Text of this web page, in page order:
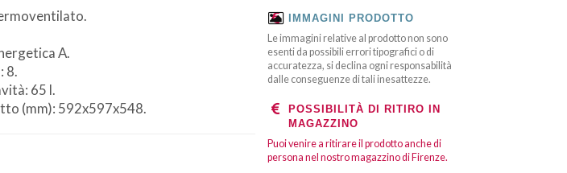
A.
8.
65 l.
(mm): 592x597x548.
IMMAGINI PRODOTTO
Le immagini relative al prodotto non sono
esenti da possibili errori tipografici o di
accuratezza, si declina ogni responsabilità
dalle conseguenze di tali inesattezze.
POSSIBILITÀ DI RITIRO IN
MAGAZZINO
Puoi venire a ritirare il prodotto anche di
persona nel nostro magazzino di Firenze.